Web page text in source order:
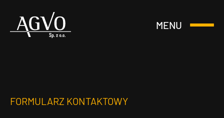
Header
MENU
Otwórz
FORMULARZ KONTAKTOWY